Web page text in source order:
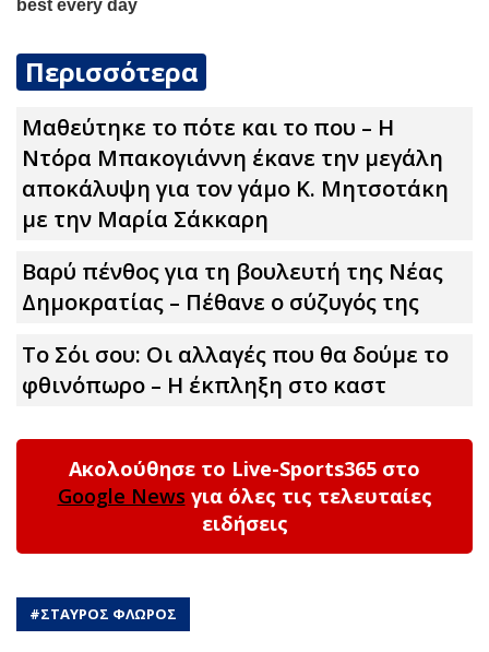
Περισσότερα
Μαθεύτηκε το πότε και το που – Η
Ντόρα Μπακογιάννη έκανε την μεγάλη
αποκάλυψη για τον γάμο Κ. Μητσοτάκη
με την Μαρία Σάκκαρη
Βαρύ πένθος για τη βουλευτή της Νέας
Δημοκρατίας – Πέθανε ο σύζυγός της
Το Σόι σου: Οι αλλαγές που θα δούμε το
φθινόπωρο – Η έκπληξη στο καστ
Ακολούθησε το Live-Sports365 στο
Google News για όλες τις τελευταίες
ειδήσεις
#ΣΤΑΥΡΟΣ ΦΛΩΡΟΣ